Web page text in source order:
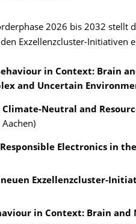
2026 bis 2032 stellt
Exzellenzcluster-Initiativen
in Context: Brain
and Uncertain
Climate-Neutral and
Aachen)
Electronics in
Exzellenzcluster-
in Context: Brain